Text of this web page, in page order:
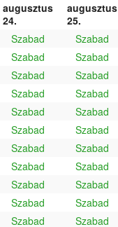
augusztus
24.
augusztus
25.
Szabad
Szabad
Szabad
Szabad
Szabad
Szabad
Szabad
Szabad
Szabad
Szabad
Szabad
Szabad
Szabad
Szabad
Szabad
Szabad
Szabad
Szabad
Szabad
Szabad
Szabad
Szabad